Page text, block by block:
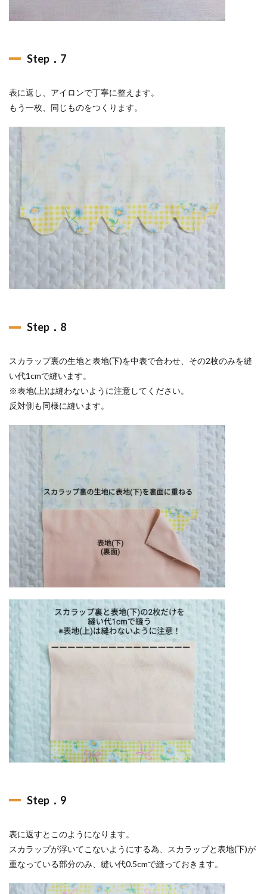
Step．7
表に返し、アイロンで丁寧に整えます。
もう一枚、同じものをつくります。
Step．8
スカラップ裏の生地と表地(下)を中表で合わせ、その2枚のみを縫
い代1cmで縫います。
※表地(上)は縫わないように注意してください。
反対側も同様に縫います。
Step．9
表に返すとこのようになります。
スカラップが浮いてこないようにする為、スカラップと表地(下)が
重なっている部分のみ、縫い代0.5cmで縫っておきます。